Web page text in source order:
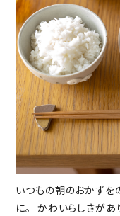
いつもの朝のおかずを
に。 かわいらしさがあ